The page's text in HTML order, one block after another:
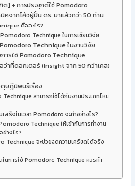
] + การประยุกต์ใช้ Pomodoro
คจากโค้ชผู้ปั้น ดร. มาแล้วกว่า 50 ท่าน
คืออะไร?
Technique ในการเขียนวิจัย
Technique ในงานวิจัย
ารใช้ Pomodoro Technique
ว่าที่ดอกเตอร์ (Insight จาก 50 กว่าเคส)
ษฎีนิพนธ์เรื่อง
สามารถใช้ได้กับงานประเภทไหน
เสร็จในเวลา Pomodoro จะทำอย่างไร?
Technique ให้เข้ากับการทำงาน
ย่างไร?
Technique จะช่วยลดความเครียดได้จริง
นการใช้ Pomodoro Technique ควรทำ